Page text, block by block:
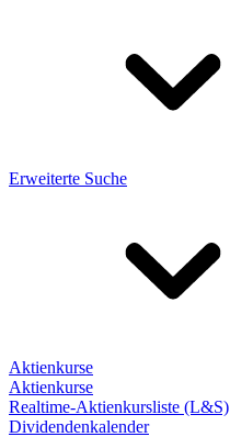
Erweiterte Suche
Aktienkurse
Aktienkurse
Realtime-Aktienkursliste (L&S)
Dividendenkalender